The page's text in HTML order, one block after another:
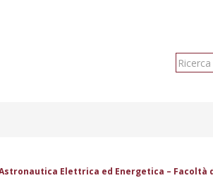
Elettrica ed Energetica – Facoltà